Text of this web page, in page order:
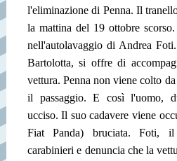
l'eliminazione di Penna. Il
la mattina del 19 ottobre
nell'autolavaggio di Andrea
Bartolotta, si offre di
vettura. Penna non viene colto
il passaggio. E così l'uomo,
ucciso. Il suo cadavere viene
Fiat Panda) bruciata. Foti,
carabinieri e denuncia che la